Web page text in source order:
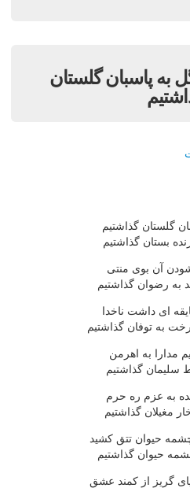
ما گل به پاسبان گلستان
گلستان گذاشتيم
بستان گذاشتيم
آن بوى منتى
به رضوان گذاشتيم
اى داشت ناخدا
به توفان گذاشتيم
مدارا به اهرمن
سليمان گذاشتيم
به عزم ره حرم
مغيلان گذاشتيم
حيوان تتق کشيد
حيوان گذاشتيم
گريز از کمند عشق